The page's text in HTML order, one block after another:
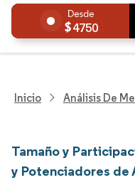
4750
Inicio Análisis De
Tamaño y
y Potenciadores de